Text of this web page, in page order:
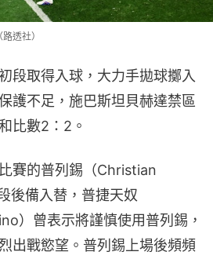
透社）
段取得入球，大力手拋球擲入
護不足，施巴斯坦貝赫達禁區
比數2：2。
賽的普列錫（Christian
後備入替，普捷天奴
）曾表示將謹慎使用普列錫，
出戰慾望。普列錫上場後頻頻